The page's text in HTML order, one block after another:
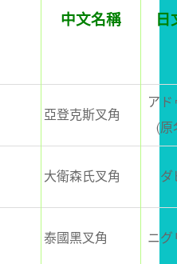
中文名稱
亞登克斯叉角
ア
(原
大衛森氏叉角 ダ
泰國黑叉角 ニグ